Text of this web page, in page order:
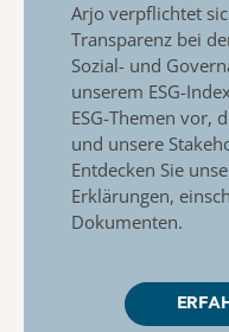
Arjo verpflichtet
Transparenz bei
Sozial- und
unserem ESG-
ESG-Themen vor,
und unsere
Entdecken Sie
Erklärungen,
Dokumenten.